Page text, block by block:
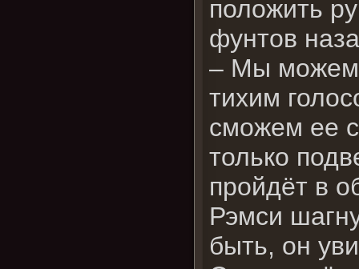
положить
фунтов
– Мы можем
тихим
сможем ее
только
пройдёт в
Рэмси
быть, он